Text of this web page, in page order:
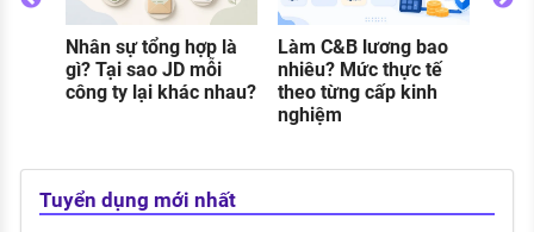
Nhân sự tổng hợp là
gì? Tại sao JD mỗi
công ty lại khác nhau?
Làm C&B lương bao
nhiêu? Mức thực tế
theo từng cấp kinh
nghiệm
Tuyển dụng mới nhất